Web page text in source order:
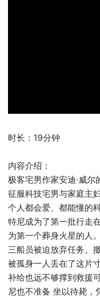
时长：19分钟
内容介绍：
极客宅男作家安迪·威
征服科技宅男与家庭主
个人都会爱、都能懂的
特尼成为了第一批行走
为第一个葬身火星的人
三船员被迫放弃任务。
被孤身一人丢在了这片
补给也远不够撑到救援
尼也不准备 坐以待毙，